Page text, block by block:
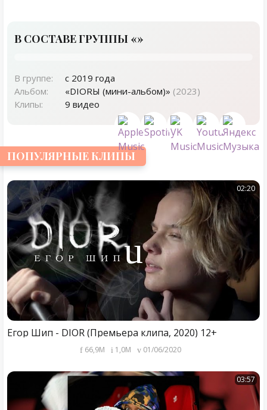
В СОСТАВЕ ГРУППЫ «»
В группе:
с 2019 года
Альбом:
«DIORЫ (мини-альбом)» (2023)
Клипы:
9 видео
ПОПУЛЯРНЫЕ КЛИПЫ
02:20
Егор Шип - DIOR (Премьера клипа, 2020) 12+
66,9M 1,0M 01/06/2020
03:57